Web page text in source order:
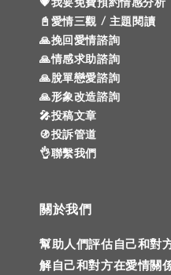
📓愛情三觀 / 主題閱讀
🙏挽回愛情諮詢
🙏情感求助諮詢
🙏脫單戀愛諮詢
🙏形象改造諮詢
🎤投稿文章
🚯投訴管道
👌聯繫我們
關於我們
幫助人們評估自己和對
解自己和對方在愛情關